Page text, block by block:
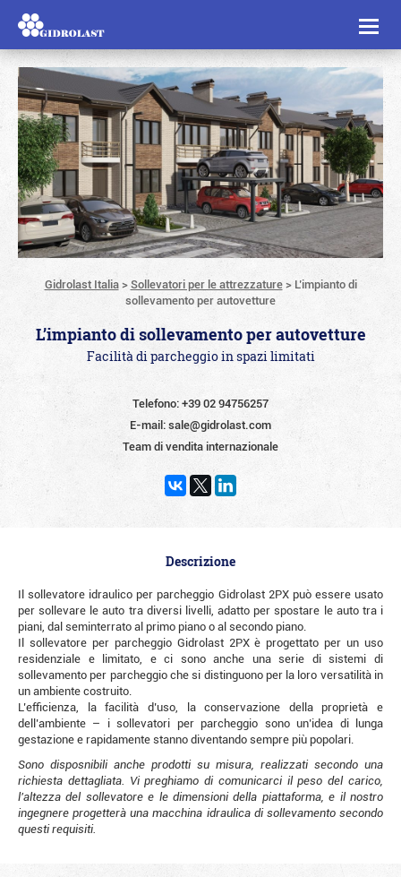
Toggle
Gidrolast Italia>Sollevatori per le attrezzature> L’impianto di
sollevamento per autovetture
L’impianto di sollevamento per autovetture
Facilità di parcheggio in spazi limitati
Telefono:+39 02 94756257
E-mail:sale@gidrolast.com
Team di vendita internazionale
Descrizione
Il sollevatore idraulico per parcheggio Gidrolast 2PX può essere usato
per sollevare le auto tra diversi livelli, adatto per spostare le auto tra i
piani, dal seminterrato al primo piano o al secondo piano.
Il sollevatore per parcheggio Gidrolast 2PX è progettato per un uso
residenziale e limitato, e ci sono anche una serie di sistemi di
sollevamento per parcheggio che si distinguono per la loro versatilità in
un ambiente costruito.
L’efficienza, la facilità d’uso, la conservazione della proprietà e
dell’ambiente – i sollevatori per parcheggio sono un’idea di lunga
gestazione e rapidamente stanno diventando sempre più popolari.
Sono disposnibili anche prodotti su misura, realizzati secondo una
richiesta dettagliata. Vi preghiamo di comunicarci il peso del carico,
l’altezza del sollevatore e le dimensioni della piattaforma, e il nostro
ingegnere progetterà una macchina idraulica di sollevamento secondo
questi requisiti.